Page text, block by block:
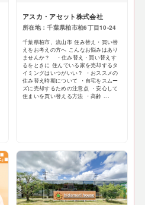
アスカ・アセット株式会社
所在地：千葉県柏市柏6丁目10-24
千葉県柏市、流山市 住み替え・買い替
えをお考えの方へ こんなお悩みはあり
ませんか？ ・住み替え・買い替えす
るをときに 住んでいる家を売却するタ
イミングはいつがいい？ ・おススメの
住み替え時期について ・自宅をスムー
ズに売却するための注意点 ・安心して
住まいを買い替える方法 ・高齢 ...